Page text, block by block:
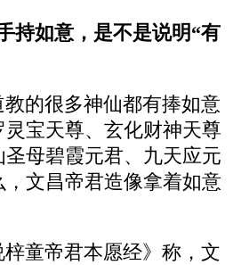
持如意，是不是说明“有
的很多神仙都有捧如意
宝天尊、玄化财神天尊
母碧霞元君、九天应元
文昌帝君造像拿着如意
梓童帝君本愿经》称，文